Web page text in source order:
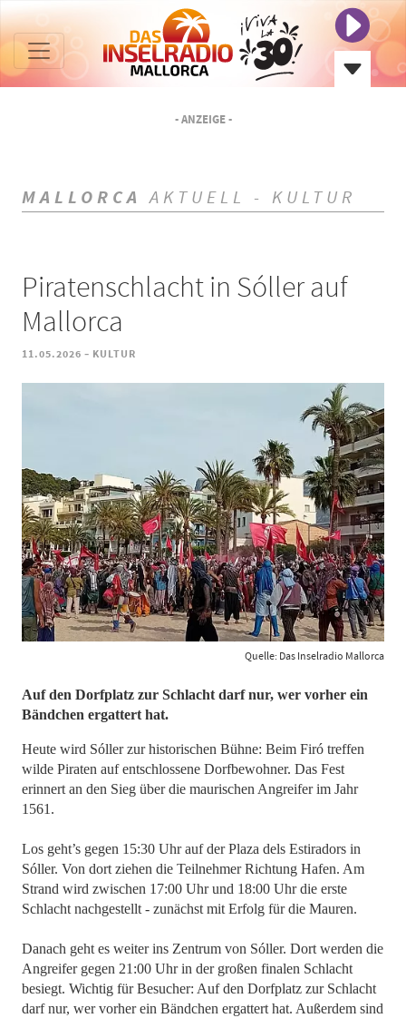
- ANZEIGE -
MALLORCA AKTUELL - KULTUR
Piratenschlacht in Sóller auf
Mallorca
11.05.2026 - KULTUR
Quelle: Das Inselradio Mallorca
Auf den Dorfplatz zur Schlacht darf nur, wer vorher ein
Bändchen ergattert hat.
Heute wird Sóller zur historischen Bühne: Beim Firó treffen
wilde Piraten auf entschlossene Dorfbewohner. Das Fest
erinnert an den Sieg über die maurischen Angreifer im Jahr
1561.
Los geht’s gegen 15:30 Uhr auf der Plaza dels Estiradors in
Sóller. Von dort ziehen die Teilnehmer Richtung Hafen. Am
Strand wird zwischen 17:00 Uhr und 18:00 Uhr die erste
Schlacht nachgestellt - zunächst mit Erfolg für die Mauren.
Danach geht es weiter ins Zentrum von Sóller. Dort werden die
Angreifer gegen 21:00 Uhr in der großen finalen Schlacht
besiegt. Wichtig für Besucher: Auf den Dorfplatz zur Schlacht
darf nur, wer vorher ein Bändchen ergattert hat. Außerdem sind